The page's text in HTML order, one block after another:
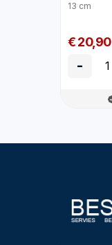
13 cm
€ 20,90
-